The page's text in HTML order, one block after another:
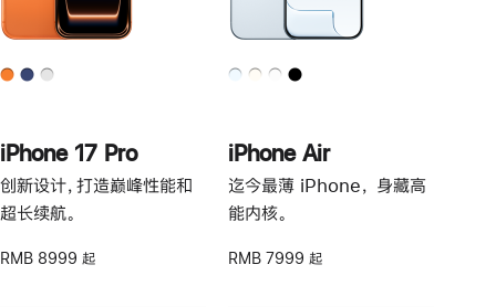
iPhone 17 Pro
创新设计，打造巅峰性能和
超长续航。
RMB 8999 起
iPhone Air
迄今最薄 iPhone， 身藏高
能内核。
RMB 7999 起